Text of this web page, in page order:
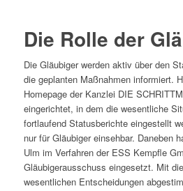
Die Rolle der
Die Gläubiger werden aktiv über den
die geplanten Maßnahmen informiert.
Homepage der Kanzlei DIE
eingerichtet, in dem die wesentliche
fortlaufend Statusberichte eingestellt
nur für Gläubiger einsehbar. Daneben
Ulm im Verfahren der ESS Kempfle
Gläubigerausschuss eingesetzt. Mit
wesentlichen Entscheidungen